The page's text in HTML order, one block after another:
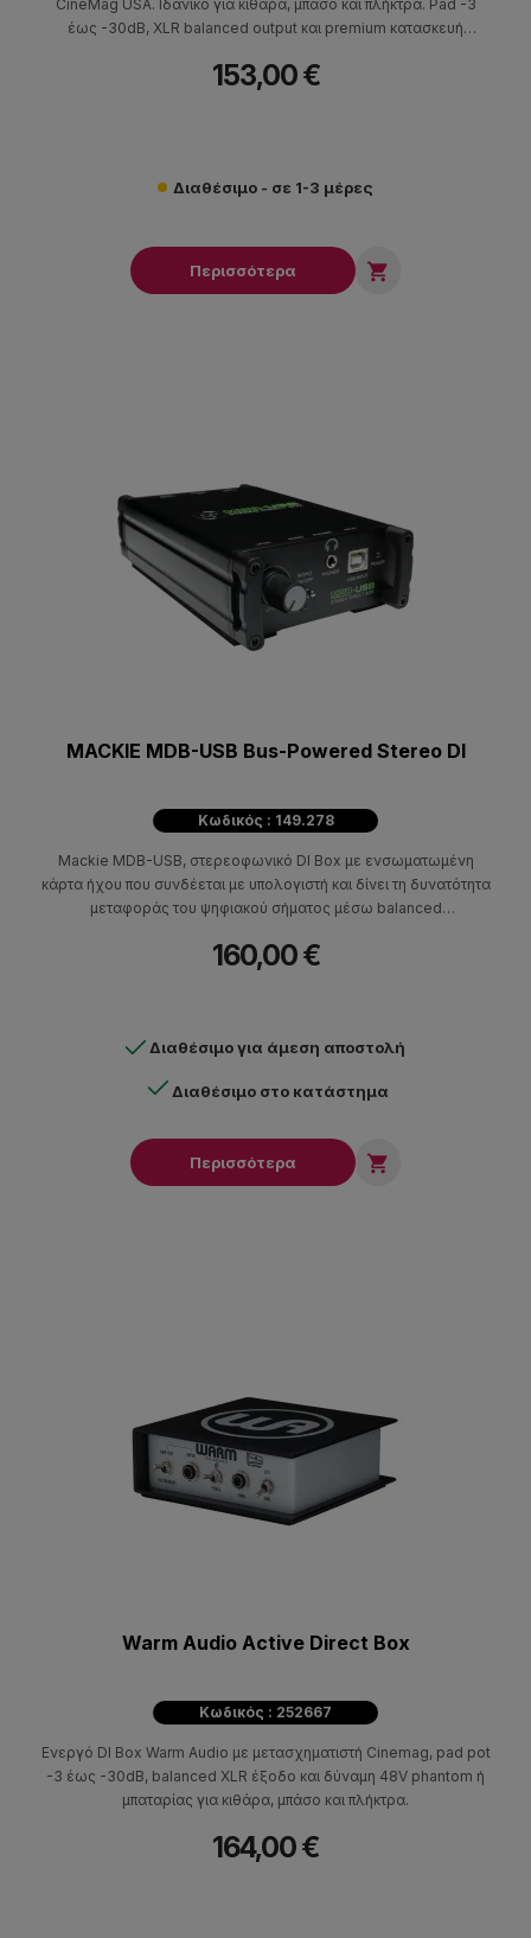
CineMag USA. Ιδανικό για κιθάρα, μπάσο και πλήκτρα. Pad -3
έως -30dB, XLR balanced output και premium κατασκευή
153,00 €
Διαθέσιμο - σε 1-3 μέρες
Περισσότερα 
MACKIE MDB-USB Bus-Powered Stereo DI
Κωδικός : 149.278
Mackie MDB-USB, στερεοφωνικό DI Box με ενσωματωμένη
κάρτα ήχου που συνδέεται με υπολογιστή και δίνει τη δυνατότητα
μεταφοράς του ψηφιακού σήματος μέσω balanced
160,00 €
Διαθέσιμο για άμεση αποστολή
Διαθέσιμο στο κατάστημα
Περισσότερα 
Warm Audio Active Direct Box
Κωδικός : 252667
Ενεργό DI Box Warm Audio με μετασχηματιστή Cinemag, pad pot
-3 έως -30dB, balanced XLR έξοδο και δύναμη 48V phantom ή
μπαταρίας για κιθάρα, μπάσο και πλήκτρα.
164,00 €